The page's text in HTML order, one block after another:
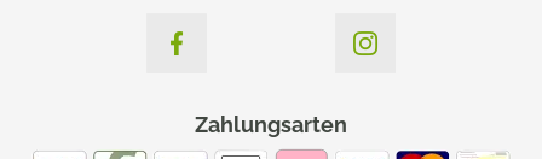
Zahlungsarten